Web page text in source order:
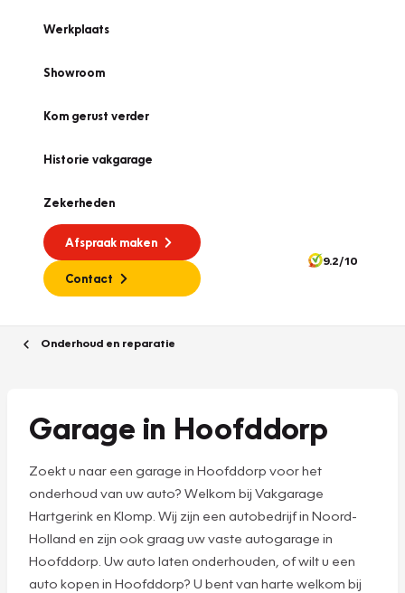
Werkplaats
Showroom
Kom gerust verder
Historie vakgarage
Zekerheden
Afspraak maken
Contact
9.2/10
Onderhoud en reparatie
Garage in Hoofddorp
Zoekt u naar een garage in Hoofddorp voor het
onderhoud van uw auto? Welkom bij Vakgarage
Hartgerink en Klomp. Wij zijn een autobedrijf in Noord-
Holland en zijn ook graag uw vaste autogarage in
Hoofddorp. Uw auto laten onderhouden, of wilt u een
auto kopen in Hoofddorp? U bent van harte welkom bij